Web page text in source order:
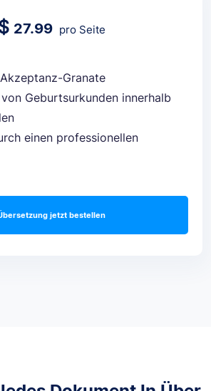
27.99 pro Seite
Granate
Geburtsurkunden innerhalb
einen professionellen
jetzt bestellen